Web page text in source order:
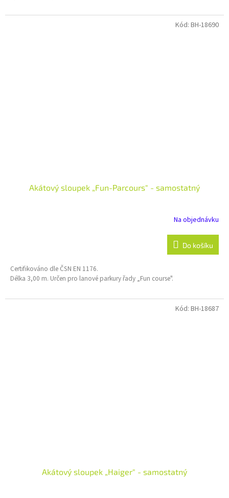
Akátový sloupek „Fun-Parcours" - samostatný
Na objednávku
Do košíku
Certifikováno dle ČSN EN 1176.
Délka 3,00 m. Určen pro lanové parkury řady „Fun course".
Kód: BH-18690
Akátový sloupek „Haiger" - samostatný
Kód: BH-18687